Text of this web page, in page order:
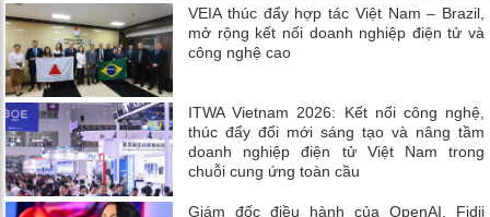
VEIA thúc đẩy hợp tác Việt Nam – Brazil,
mở rộng kết nối doanh nghiệp điện tử và
công nghệ cao
ITWA Vietnam 2026: Kết nối công nghệ,
thúc đẩy đổi mới sáng tạo và nâng tầm
doanh nghiệp điện tử Việt Nam trong
chuỗi cung ứng toàn cầu
Giám đốc điều hành của OpenAI, Fidji